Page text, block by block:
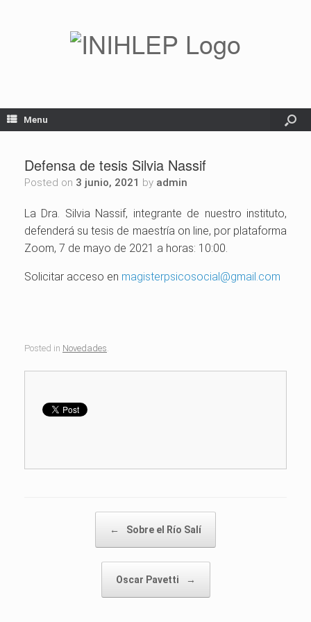
Menu
Defensa de tesis Silvia Nassif
Posted on 3 junio, 2021 by admin
La Dra. Silvia Nassif, integrante de nuestro instituto,
defenderá su tesis de maestría on line, por plataforma
Zoom, 7 de mayo de 2021 a horas: 10:00.
Solicitar acceso en magisterpsicosocial@gmail.com
Posted in Novedades
← Sobre el Río Salí
Oscar Pavetti →